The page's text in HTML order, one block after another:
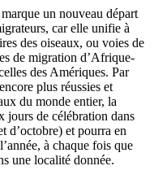
un nouveau départ
car elle unifie à
des oiseaux, ou voies de
de migration d’Afrique-
des Amériques. Par
plus réussies et
du monde entier, la
jours de célébration dans
d’octobre) et pourra en
à chaque fois que
une localité donnée.